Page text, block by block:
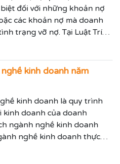
đối với những khoản nợ
các khoản nợ mà doanh
trạng vỡ nợ. Tại Luật Trí
hiệu quả đảm bảo sẽ giúp
vị đưa ra.
kinh doanh năm
kinh doanh là quy trình
kinh doanh của doanh
ngành nghề kinh doanh
nghề kinh doanh thực